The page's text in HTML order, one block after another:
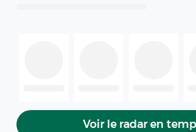
Voir le radar en